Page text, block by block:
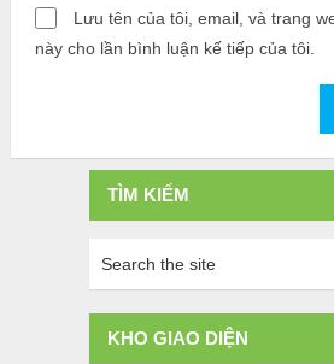
Lưu tên của tôi, email, và trang
này cho lần bình luận kế tiếp của tôi.
TÌM KIẾM
KHO GIAO DIỆN